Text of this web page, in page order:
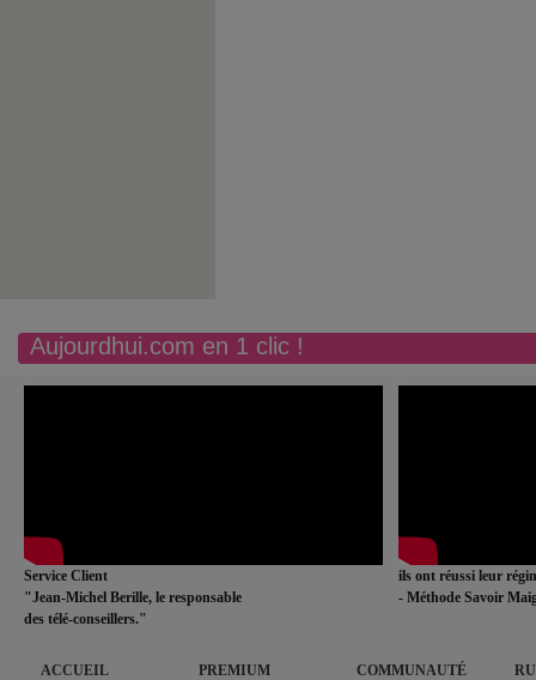
Aujourdhui.com en 1 clic !
Service Client
"Jean-Michel Berille, le responsable
des télé-conseillers."
ils ont réussi leur
- Méthode Savoir
ACCUEIL PREMIUM COMMUNAUTÉ